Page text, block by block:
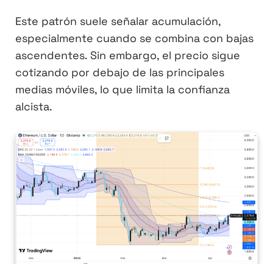
Este patrón suele señalar acumulación,
especialmente cuando se combina con bajas
ascendentes. Sin embargo, el precio sigue
cotizando por debajo de las principales
medias móviles, lo que limita la confianza
alcista.